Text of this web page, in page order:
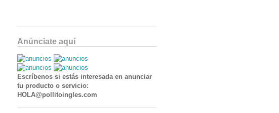
Anúnciate aquí
Escríbenos si estás interesada en anunciar
tu producto o servicio:
HOLA@pollitoingles.com